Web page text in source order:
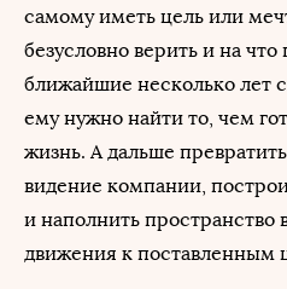
самому иметь цель или
безусловно верить и на что
ближайшие несколько лет
ему нужно найти то, чем
жизнь. А дальше
видение компании,
и наполнить пространство
движения к поставленным